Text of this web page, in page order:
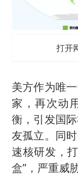
打开
美方作为唯
家，再次动
衡，引发国
友孤立。同
速核研发，
盒”，严重威